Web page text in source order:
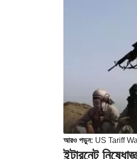
আরও পড়ুন: US Tariff War :
ইন্টারনেট